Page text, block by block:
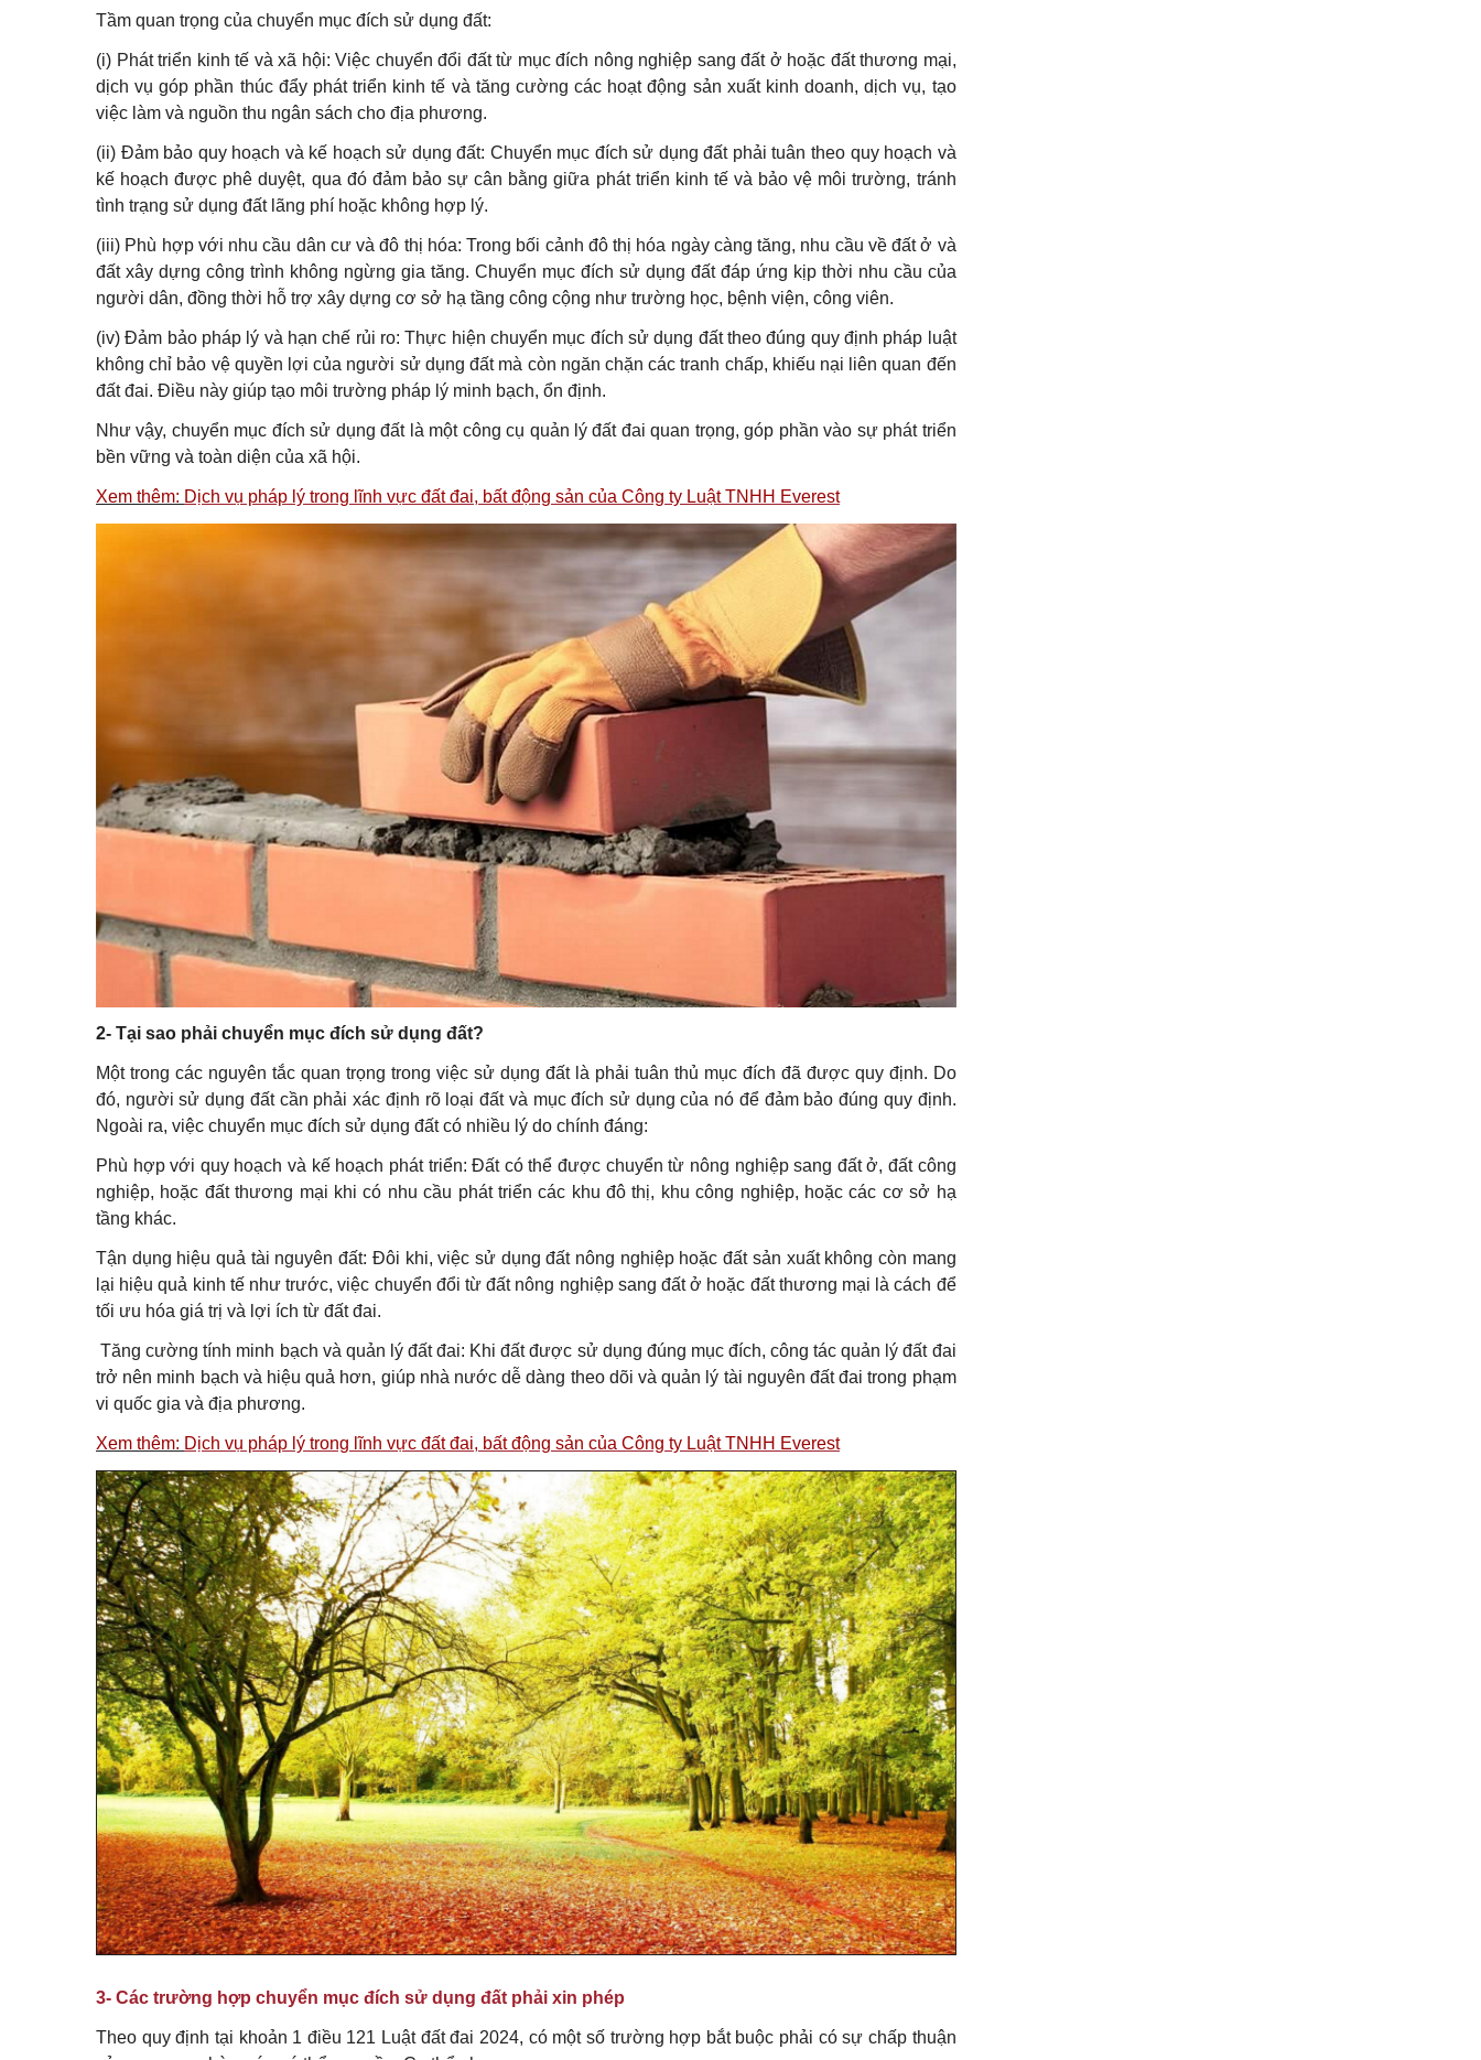
Tầm quan trọng của chuyển mục đích sử dụng đất:
(i) Phát triển kinh tế và xã hội: Việc chuyển đổi đất từ mục đích nông nghiệp sang đất ở hoặc đất thương mại,
dịch vụ góp phần thúc đẩy phát triển kinh tế và tăng cường các hoạt động sản xuất kinh doanh, dịch vụ, tạo
việc làm và nguồn thu ngân sách cho địa phương.
(ii) Đảm bảo quy hoạch và kế hoạch sử dụng đất: Chuyển mục đích sử dụng đất phải tuân theo quy hoạch và
kế hoạch được phê duyệt, qua đó đảm bảo sự cân bằng giữa phát triển kinh tế và bảo vệ môi trường, tránh
tình trạng sử dụng đất lãng phí hoặc không hợp lý.
(iii) Phù hợp với nhu cầu dân cư và đô thị hóa: Trong bối cảnh đô thị hóa ngày càng tăng, nhu cầu về đất ở và
đất xây dựng công trình không ngừng gia tăng. Chuyển mục đích sử dụng đất đáp ứng kịp thời nhu cầu của
người dân, đồng thời hỗ trợ xây dựng cơ sở hạ tầng công cộng như trường học, bệnh viện, công viên.
(iv) Đảm bảo pháp lý và hạn chế rủi ro: Thực hiện chuyển mục đích sử dụng đất theo đúng quy định pháp luật
không chỉ bảo vệ quyền lợi của người sử dụng đất mà còn ngăn chặn các tranh chấp, khiếu nại liên quan đến
đất đai. Điều này giúp tạo môi trường pháp lý minh bạch, ổn định.
Như vậy, chuyển mục đích sử dụng đất là một công cụ quản lý đất đai quan trọng, góp phần vào sự phát triển
bền vững và toàn diện của xã hội.
Xem thêm: Dịch vụ pháp lý trong lĩnh vực đất đai, bất động sản của Công ty Luật TNHH Everest
2- Tại sao phải chuyển mục đích sử dụng đất?
Một trong các nguyên tắc quan trọng trong việc sử dụng đất là phải tuân thủ mục đích đã được quy định. Do
đó, người sử dụng đất cần phải xác định rõ loại đất và mục đích sử dụng của nó để đảm bảo đúng quy định.
Ngoài ra, việc chuyển mục đích sử dụng đất có nhiều lý do chính đáng:
Phù hợp với quy hoạch và kế hoạch phát triển: Đất có thể được chuyển từ nông nghiệp sang đất ở, đất công
nghiệp, hoặc đất thương mại khi có nhu cầu phát triển các khu đô thị, khu công nghiệp, hoặc các cơ sở hạ
tầng khác.
Tận dụng hiệu quả tài nguyên đất: Đôi khi, việc sử dụng đất nông nghiệp hoặc đất sản xuất không còn mang
lại hiệu quả kinh tế như trước, việc chuyển đổi từ đất nông nghiệp sang đất ở hoặc đất thương mại là cách để
tối ưu hóa giá trị và lợi ích từ đất đai.
Tăng cường tính minh bạch và quản lý đất đai: Khi đất được sử dụng đúng mục đích, công tác quản lý đất đai
trở nên minh bạch và hiệu quả hơn, giúp nhà nước dễ dàng theo dõi và quản lý tài nguyên đất đai trong phạm
vi quốc gia và địa phương.
Xem thêm: Dịch vụ pháp lý trong lĩnh vực đất đai, bất động sản của Công ty Luật TNHH Everest
3- Các trường hợp chuyển mục đích sử dụng đất phải xin phép
Theo quy định tại khoản 1 điều 121 Luật đất đai 2024, có một số trường hợp bắt buộc phải có sự chấp thuận